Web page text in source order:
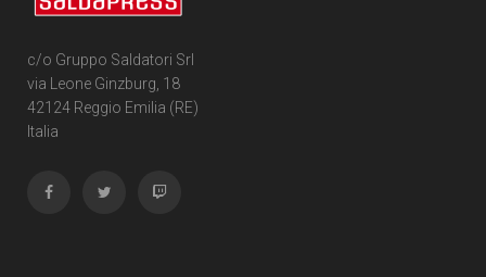
c/o Gruppo Saldatori Srl
via Leone Ginzburg, 18
42124 Reggio Emilia (RE)
Italia